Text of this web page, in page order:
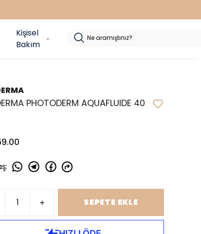
Kişisel
Bakım
PHOTODERM AQUAFLUIDE 40
:
SEPETE EKLE